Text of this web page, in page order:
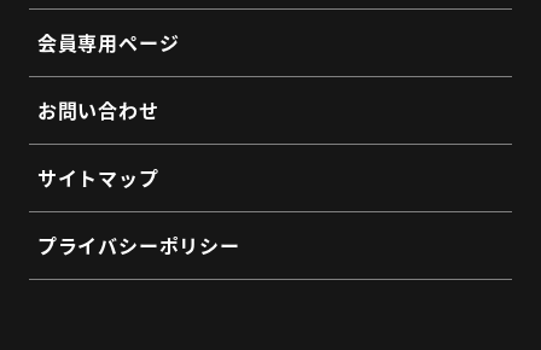
整備・メンテナンス依頼フォーム
よくあるご質問
認定制度に関するお問い合わせ
入会の3つのメリット
会員インタビュー
よくあるご質問
入会希望フォーム
会員専用ページ
お問い合わせ
サイトマップ
プライバシーポリシー